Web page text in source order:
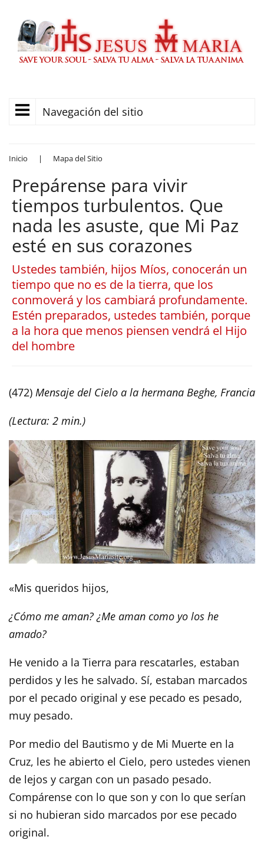
Navegación del sitio
Inicio | Mapa del Sitio
Prepárense para vivir
tiempos turbulentos. Que
nada les asuste, que Mi Paz
esté en sus corazones
Ustedes también, hijos Míos, conocerán un
tiempo que no es de la tierra, que los
conmoverá y los cambiará profundamente.
Estén preparados, ustedes también, porque
a la hora que menos piensen vendrá el Hijo
del hombre
(472) Mensaje del Cielo a la hermana Beghe, Francia
(Lectura: 2 min.)
«Mis queridos hijos,
¿Cómo me aman? ¿Me aman como yo los he
amado?
He venido a la Tierra para rescatarles, estaban
perdidos y les he salvado. Sí, estaban marcados
por el pecado original y ese pecado es pesado,
muy pesado.
Por medio del Bautismo y de Mi Muerte en la
Cruz, les he abierto el Cielo, pero ustedes vienen
de lejos y cargan con un pasado pesado.
Compárense con lo que son y con lo que serían
si no hubieran sido marcados por ese pecado
original.